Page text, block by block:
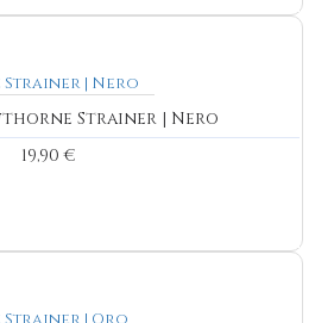
Strainer | Nero
19,90 €